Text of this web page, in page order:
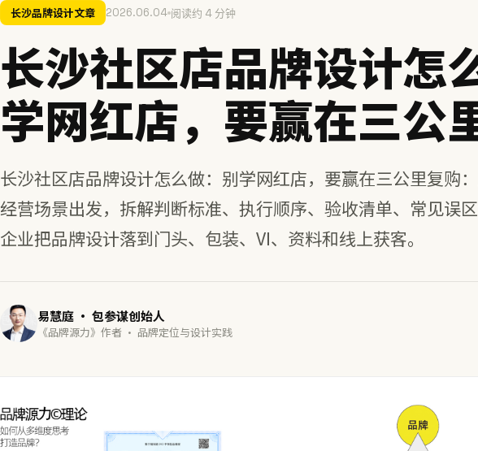
包装设计 餐饮 方鲜 慧庭手写体
长沙品牌设计文章 2026.06.04 阅读约 4 分钟
长沙社区店品牌设计怎
学网红店，要赢在三公
长沙社区店品牌设计怎么做：别学网红店，要赢在三公里复购
经营场景出发，拆解判断标准、执行顺序、验收清单、常见误
企业把品牌设计落到门头、包装、VI、资料和线上获客。
易慧庭 · 包参谋创始人
《品牌源力》作者 · 品牌定位与设计实践